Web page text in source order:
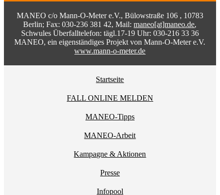
MANEO c/o Mann-O-Meter e.V., Bülowstraße 106 , 10783
Berlin; Fax: 030-236 381 42, Mail:maneo[at]maneo.de,
Schwules Überfalltelefon: tägl.17-19 Uhr: 030-216 33 36
MANEO, ein eigenständiges Projekt von Mann-O-Meter e.V.
www.mann-o-meter.de
Startseite
FALL ONLINE MELDEN
MANEO-Tipps
MANEO-Arbeit
Kampagne & Aktionen
Presse
Infopool